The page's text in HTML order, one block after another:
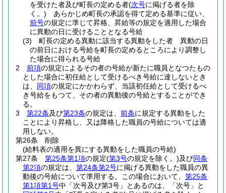
を受けた者及び町長の定める者(次号に掲げる者を除
く。) あらかじめ町長の承認を得て定める基準に従い、
前号の規定に準じて昇格、昇給等の規定を適用した場合
に異動の日に受けることとなる号給
(3)
町長の定める異動に該当する異動をした者 異動の日
の前日における号給を町長の定めるところにより調整し
た場合に得られる号給
2
前項の規定によるその者の号給が新たに職員となつたもの
とした場合に初任給として受けるべき号給に達しないとき
は、 同項の規定にかかわらず、当該初任給として受けるべ
き号給をもつて、その者の異動後の号給とすることができ
る。
3
第22条及び第23条の規定は、 前条に規定する異動をした
ことにより昇格し、又は降格した職員の号給については適
用しない。
第26条
削除
(給料表の適用を異にする異動をした職員の号給)
第27条
第25条第1項の規定(第3号の規定を除く。)及び同条
第2項の規定は、 第24条第2号に掲げる異動をした職員の異
動後の号給について準用する。
この場合において、 第25条
第1項第1号中「次号及び第3号」とあるのは、「次号」と